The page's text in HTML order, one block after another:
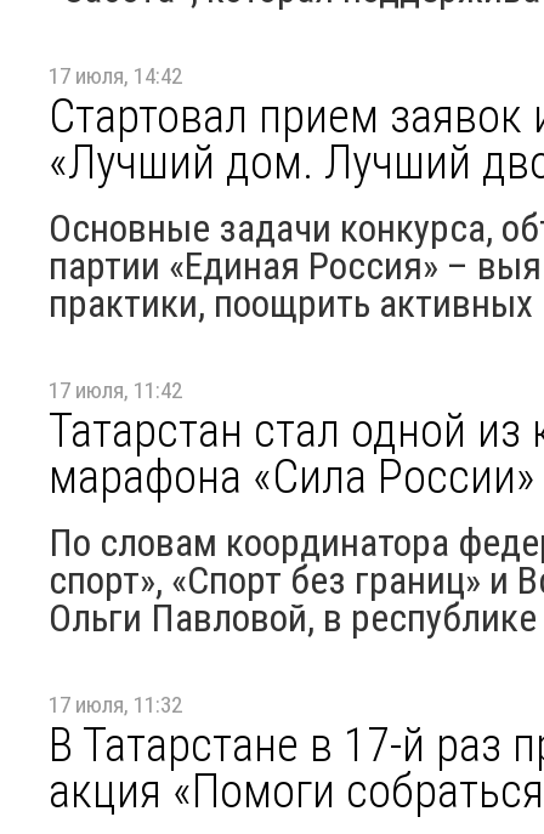
17 июля, 14:42
Стартовал прием заявок
«Лучший дом. Лучший
Основные задачи конкурса,
партии «Единая Россия» –
практики, поощрить
17 июля, 11:42
Татарстан стал одной
марафона «Сила России»
По словам координатора
спорт», «Спорт без границ» и
Ольги Павловой, в
17 июля, 11:32
В Татарстане в 17-й раз
акция «Помоги